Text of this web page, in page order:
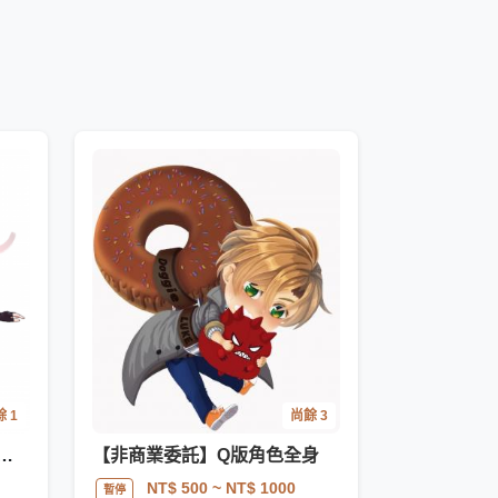
1
繪／換裝／單人／雙人
尚餘 3
【非商業委託】Q版角色全身
暫停 NT$ 500~ NT$ 1000